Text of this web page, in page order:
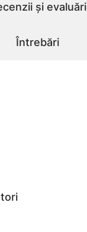
și evaluări
Întrebări